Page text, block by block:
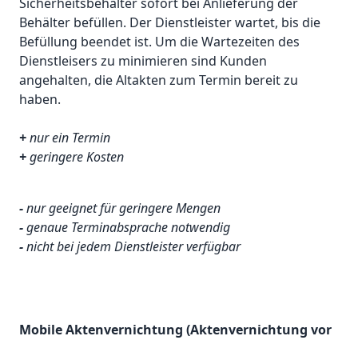
Sicherheitsbehälter sofort bei Anlieferung der
Behälter befüllen. Der Dienstleister wartet, bis die
Befüllung beendet ist. Um die Wartezeiten des
Dienstleisers zu minimieren sind Kunden
angehalten, die Altakten zum Termin bereit zu
haben.
+nur ein Termin
+geringere Kosten
-nur geeignet für geringere Mengen
-genaue Terminabsprache notwendig
-nicht bei jedem Dienstleister verfügbar
Mobile Aktenvernichtung (Aktenvernichtung vor